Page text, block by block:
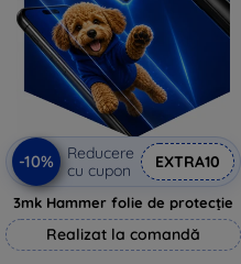
-10%
Reducere
cu cupon
EXTRA10
3mk Hammer folie de protecție
Realizat la comandă